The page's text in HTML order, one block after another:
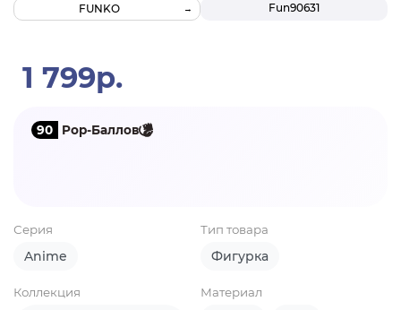
Fun90631
FUNKO
1 799р.
90 Pop-Баллов
Серия
Anime
Тип товара
Фигурка
Коллекция Материал